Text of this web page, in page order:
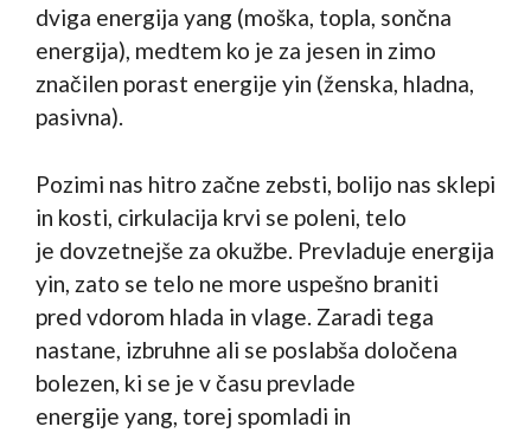
dviga energija yang (moška, topla, sončna
energija), medtem ko je za jesen in zimo
značilen porast energije yin (ženska, hladna,
pasivna).
Pozimi nas hitro začne zebsti, bolijo nas sklepi
in kosti, cirkulacija krvi se poleni, telo
je dovzetnejše za okužbe. Prevladuje energija
yin, zato se telo ne more uspešno braniti
pred vdorom hlada in vlage. Zaradi tega
nastane, izbruhne ali se poslabša določena
bolezen, ki se je v času prevlade
energije yang, torej spomladi in